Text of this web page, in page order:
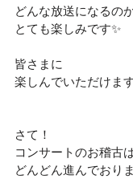
どんな放送になるの
とても楽しみです✨
皆さまに
楽しんでいただけま
さて！
コンサートのお稽古
どんどん進んでおり